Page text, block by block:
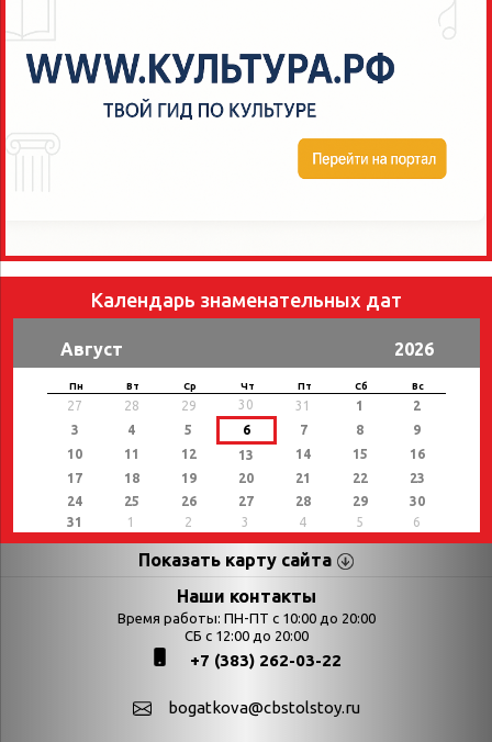
Календарь знаменательных дат
Август 2026
Пн Вт Ср Чт Пт Сб Вс
27 28 29 30 31 1
2
3
4 5 6 7 8
9
10
11 12 13 14 15
16
17
18 19 20 21 22
23
24
25 26 27 28 29
30
31
1 2 3 4 5 6
Показать карту сайта
Страницы Категории
Календарь
Выставки
День в истории
День в истории.
Наши контакты
Время работы: ПН-ПТ с 10:00 до 20:00
СБ с 12:00 до 20:00
+7 (383) 262-03-22
bogatkova@cbstolstoy.ru